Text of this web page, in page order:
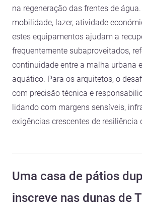
na regeneração das frentes de
mobilidade, lazer, atividade
estes equipamentos ajudam a
frequentemente subaproveitados,
continuidade entre a malha urbana
aquático. Para os arquitetos, o
com precisão técnica e
lidando com margens sensíveis,
exigências crescentes de resiliência
Uma casa de pátios
inscreve nas dunas de